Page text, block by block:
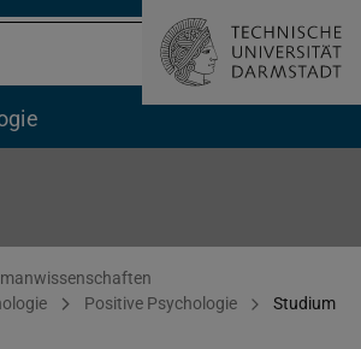
Positive Psychologie Studium